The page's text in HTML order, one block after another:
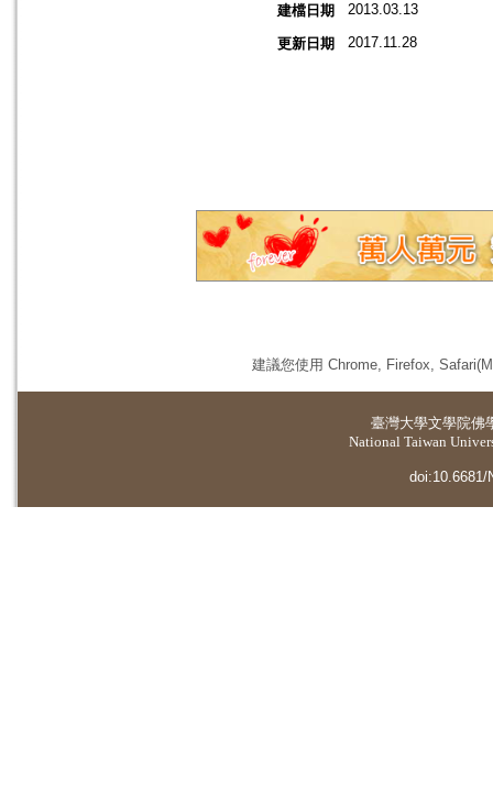
建檔日期 2013.03.13
更新日期 2017.11.28
建議您使用 Chrome, Firefox,
臺灣大學文學院佛
National Taiwan
doi:10.6681/